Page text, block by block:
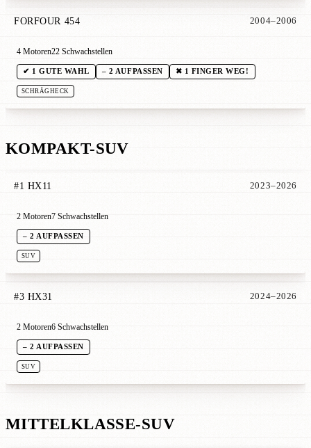
FORFOUR 454 2004–2006
4 Motoren22 Schwachstellen
✔ 1 GUTE WAHL – 2 AUFPASSEN ✖ 1 FINGER WEG!
SCHRÄGHECK
KOMPAKT-SUV
#1 HX11 2023–2026
2 Motoren7 Schwachstellen
– 2 AUFPASSEN
SUV
#3 HX31 2024–2026
2 Motoren6 Schwachstellen
– 2 AUFPASSEN
SUV
MITTELKLASSE-SUV